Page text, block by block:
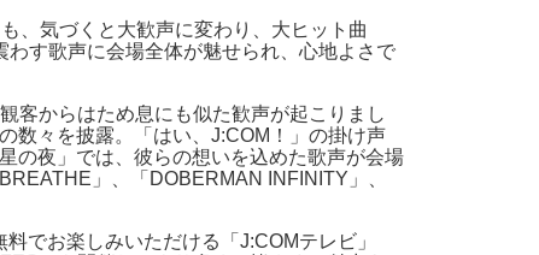
、気づくと大歓声に変わり、大ヒット曲
わす歌声に会場全体が魅せられ、心地よさで
客からはため息にも似た歓声が起こりまし
数々を披露。「はい、J:COM！」の掛け声
の夜」では、彼らの想いを込めた歌声が会場
」、「DOBERMAN INFINITY」、
でお楽しみいただける「J:COMテレビ」